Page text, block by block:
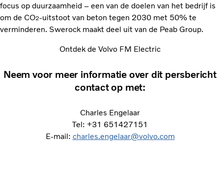
focus op duurzaamheid – een van de doelen van het bedrijf is
om de CO2-uitstoot van beton tegen 2030 met 50% te
verminderen. Swerock maakt deel uit van de Peab Group.
Ontdek de Volvo FM Electric
Neem voor meer informatie over dit persbericht
contact op met:
Charles Engelaar
Tel: +31 651427151
E-mail: charles.engelaar@volvo.com